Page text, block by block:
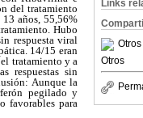
Links
Otros
Otros
del tratamiento
años, 55,56%
Hubo
respuesta viral
14/15 eran
tratamiento y a
respuestas sin
Aunque la
pegilado y
favorables para